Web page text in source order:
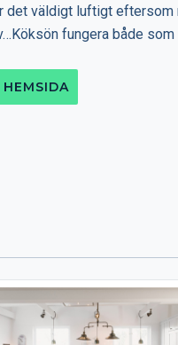
det väldigt luftigt eftersom
fungera både